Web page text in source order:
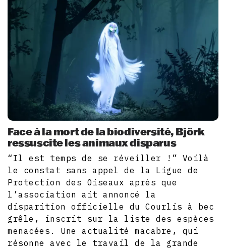
Face à la mort de la biodiversité, Björk
ressuscite les animaux disparus
“Il est temps de se réveiller !” Voilà
le constat sans appel de la Ligue de
Protection des Oiseaux après que
l’association ait annoncé la
disparition officielle du Courlis à bec
grêle, inscrit sur la liste des espèces
menacées. Une actualité macabre, qui
résonne avec le travail de la grande